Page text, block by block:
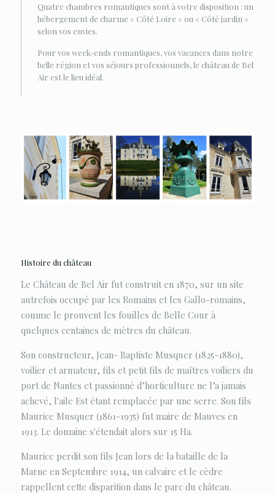
Quatre chambres romantiques sont à votre disposition : un
hébergement de charme « Côté Loire » ou « Côté jardin »
selon vos envies.
Pour vos week-ends romantiques, vos vacances dans notre
belle région et vos séjours professionnels, le château de Bel
Air est le lieu idéal.
Histoire du château
Le Château de Bel Air fut construit en 1870, sur un site
autrefois occupé par les Romains et les Gallo-romains,
comme le prouvent les fouilles de Belle Cour à
quelques centaines de mètres du château.
Son constructeur, Jean- Baptiste Musquer (1825-1880),
voilier et armateur, fils et petit fils de maîtres voiliers du
port de Nantes et passionné d’horticulture ne l’a jamais
achevé, l'aile Est étant remplacée par une serre. Son fils
Maurice Musquer (1861-1935) fut maire de Mauves en
1913. Le domaine s'étendait alors sur 15 Ha.
Maurice perdit son fils Jean lors de la bataille de la
Marne en Septembre 1914, un calvaire et le cèdre
rappellent cette disparition dans le parc du château.